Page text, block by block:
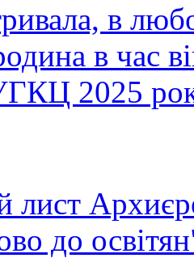
в
в час
2025
лист
до